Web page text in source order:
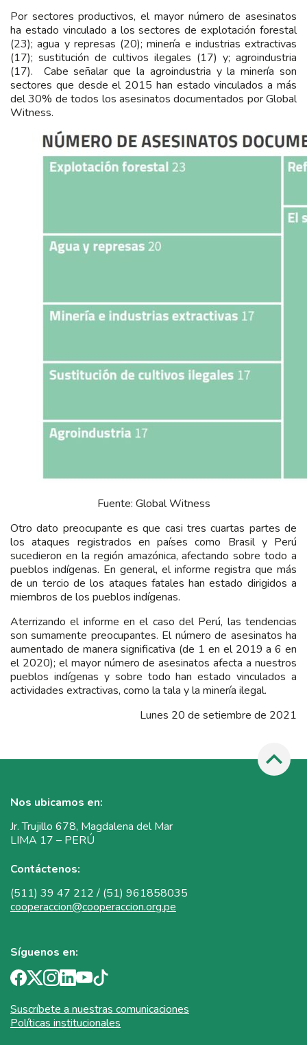
Por sectores productivos, el mayor número de asesinatos
ha estado vinculado a los sectores de explotación forestal
(23); agua y represas (20); minería e industrias extractivas
(17); sustitución de cultivos ilegales (17) y; agroindustria
(17). Cabe señalar que la agroindustria y la minería son
sectores que desde el 2015 han estado vinculados a más
del 30% de todos los asesinatos documentados por Global
Witness.
Fuente: Global Witness
Otro dato preocupante es que casi tres cuartas partes de
los ataques registrados en países como Brasil y Perú
sucedieron en la región amazónica, afectando sobre todo a
pueblos indígenas. En general, el informe registra que más
de un tercio de los ataques fatales han estado dirigidos a
miembros de los pueblos indígenas.
Aterrizando el informe en el caso del Perú, las tendencias
son sumamente preocupantes. El número de asesinatos ha
aumentado de manera significativa (de 1 en el 2019 a 6 en
el 2020); el mayor número de asesinatos afecta a nuestros
pueblos indígenas y sobre todo han estado vinculados a
actividades extractivas, como la tala y la minería ilegal.
Lunes 20 de setiembre de 2021
Nos ubicamos en:
Jr. Trujillo 678, Magdalena del Mar
LIMA 17 – PERÚ
Contáctenos:
(511) 39 47 212 / (51) 961858035
cooperaccion@cooperaccion.org.pe
Síguenos en:
Suscríbete a nuestras comunicaciones
Políticas institucionales